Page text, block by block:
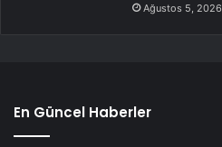
Ağustos 5, 2026
En Güncel Haberler